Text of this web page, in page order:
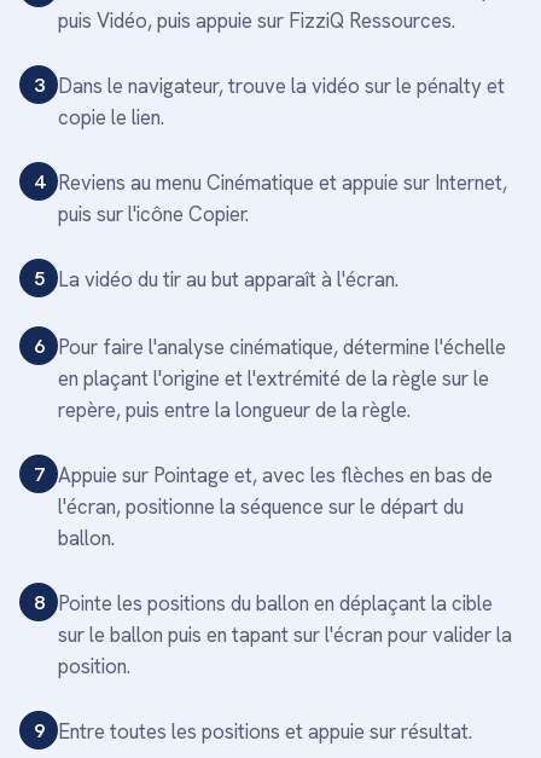
puis Vidéo, puis appuie sur FizziQ Ressources.
3 Dans le navigateur, trouve la vidéo sur le pénalty et
copie le lien.
4 Reviens au menu Cinématique et appuie sur Internet,
puis sur l'icône Copier.
5 La vidéo du tir au but apparaît à l'écran.
6 Pour faire l'analyse cinématique, détermine l'échelle
en plaçant l'origine et l'extrémité de la règle sur le
repère, puis entre la longueur de la règle.
7 Appuie sur Pointage et, avec les flèches en bas de
l'écran, positionne la séquence sur le départ du
ballon.
8 Pointe les positions du ballon en déplaçant la cible
sur le ballon puis en tapant sur l'écran pour valider la
position.
9 Entre toutes les positions et appuie sur résultat.